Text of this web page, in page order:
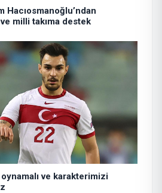
Hacıosmanoğlu’ndan
milli takıma destek
ve karakterimizi